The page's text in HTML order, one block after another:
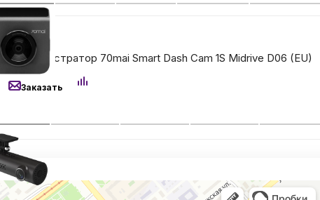
4 990 ₽
Видеорегистратор 70mai Smart Dash Cam 1S Midrive D06 (EU)
Заказать